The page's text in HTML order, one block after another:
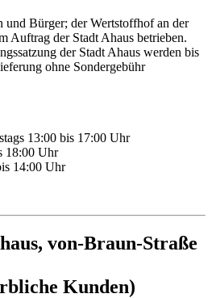
Bürger; der Wertstoffhof an der
Auftrag der Stadt Ahaus betrieben.
der Stadt Ahaus werden bis
ohne Sondergebühr
13:00 bis 17:00 Uhr
18:00 Uhr
14:00 Uhr
von-Braun-Straße
Kunden)